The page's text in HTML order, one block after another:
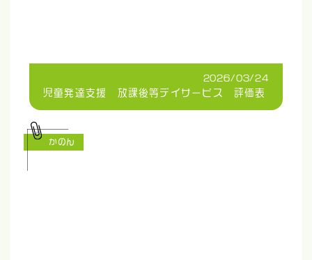
2026/03/24
児童発達支援 放課後等デイサービス 評価表
かのん